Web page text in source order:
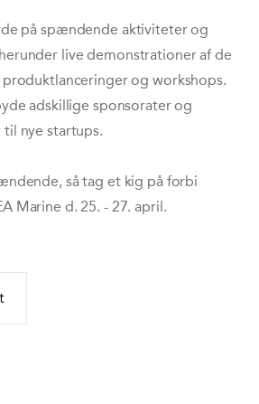
på spændende aktiviteter og
live demonstrationer af de
og workshops.
adskillige sponsorater og
nye startups.
så tag et kig på forbi
Marine d. 25. - 27. april.